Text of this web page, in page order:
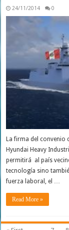
24/11/2014 0
La firma del convenio
Hyundai Heavy
permitirá al país
tecnología sino
fuerza laboral, el …
Read More »